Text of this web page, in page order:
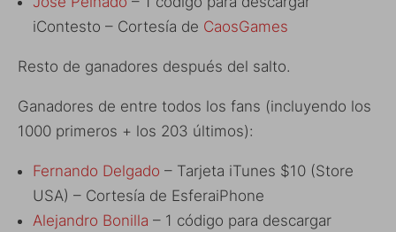
iContesto – Cortesía de CaosGames
Resto de ganadores después del salto.
Ganadores de entre todos los fans (incluyendo los
1000 primeros + los 203 últimos):
Fernando Delgado – Tarjeta iTunes $10 (Store
USA) – Cortesía de EsferaiPhone
Alejandro Bonilla – 1 código para descargar